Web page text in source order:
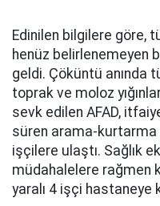
Edinilen bilgilere göre,
henüz belirlenemeyen
geldi. Çöküntü anında
toprak ve moloz
sevk edilen AFAD,
süren arama-kurtarma
işçilere ulaştı. Sağlık
müdahalelere rağmen
yaralı 4 işçi hastaneye